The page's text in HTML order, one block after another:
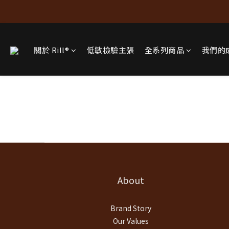
關於 Rill® 低敏檢驗主張 全系列商品 我們的
About
Brand Story
Our Values